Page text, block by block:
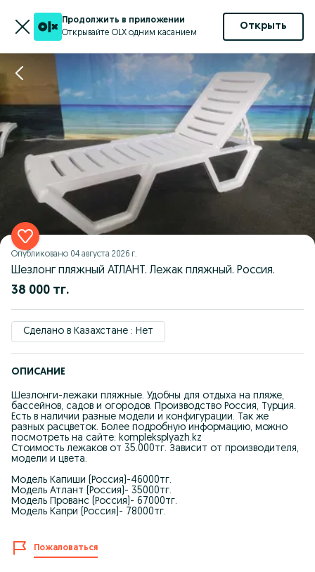
Продолжить в приложении
Открывайте OLX одним касанием
Открыть
Опубликовано 04 августа 2026 г.
Шезлонг пляжный АТЛАНТ. Лежак пляжный. Россия.
38 000 тг.
Сделано в Казахстане : Нет
ОПИСАНИЕ
Шезлонги-лежаки пляжные. Удобны для отдыха на пляже,
бассейнов, садов и огородов. Производство Россия, Турция.
Есть в наличии разные модели и конфигурации. Так же
разных расцветок. Более подробную информацию, можно
посмотреть на сайте: kompleksplyazh.kz
Стоимость лежаков от 35.000тг. Зависит от производителя,
модели и цвета.
Модель Капиши (Россия)-46000тг.
Модель Атлант (Россия)- 35000тг.
Модель Прованс (Россия)- 67000тг.
Модель Капри (Россия)- 78000тг.
Пожаловаться